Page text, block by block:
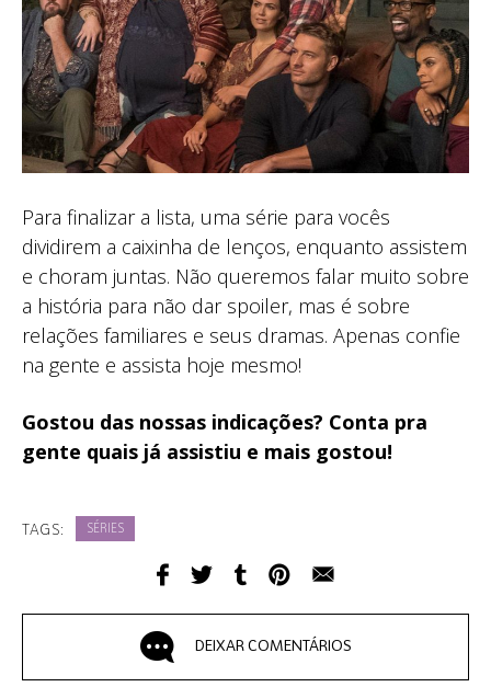
Para finalizar a lista, uma série para vocês
dividirem a caixinha de lenços, enquanto assistem
e choram juntas. Não queremos falar muito sobre
a história para não dar spoiler, mas é sobre
relações familiares e seus dramas. Apenas confie
na gente e assista hoje mesmo!
Gostou das nossas indicações? Conta pra
gente quais já assistiu e mais gostou!
TAGS: SÉRIES
DEIXAR COMENTÁRIOS